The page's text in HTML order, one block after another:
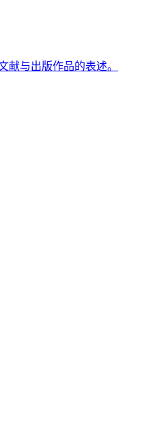
与出版作品的表述。